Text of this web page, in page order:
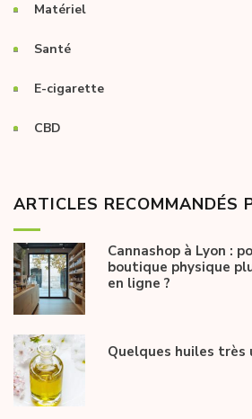
Matériel
Santé
E-cigarette
CBD
ARTICLES RECOMMANDÉS
Cannashop à Lyon :
boutique physique
en ligne ?
Quelques huiles